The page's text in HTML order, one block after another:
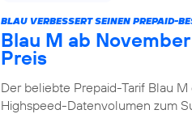
BLAU VERBESSERT SEINEN PREPAID-
Blau M ab
Preis
Der beliebte Prepaid-Tarif Blau
Highspeed-Datenvolumen zum